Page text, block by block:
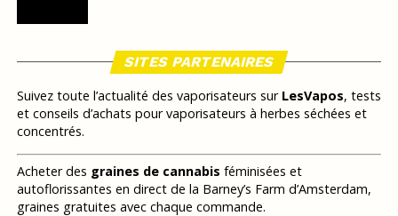
SITES PARTENAIRES
Suivez toute l’actualité des vaporisateurs sur LesVapos, tests
et conseils d’achats pour vaporisateurs à herbes séchées et
concentrés.
Acheter des graines de cannabis féminisées et
autoflorissantes en direct de la Barney’s Farm d’Amsterdam,
graines gratuites avec chaque commande.